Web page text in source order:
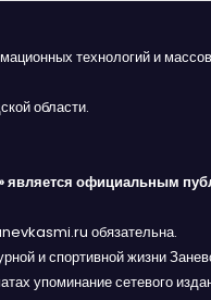
технологий и
области.
является официальным
обязательна.
и спортивной жизни
упоминание сетевого